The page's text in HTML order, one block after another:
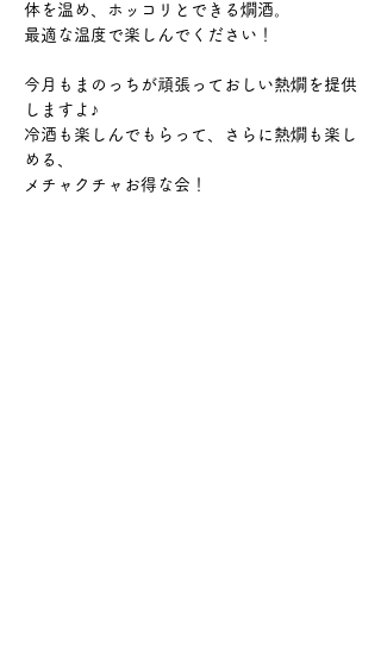
体を温め、ホッコリとできる燗酒。
最適な温度で楽しんでください！
今月もまのっちが頑張っておしい熱燗を提供
しますよ♪
冷酒も楽しんでもらって、さらに熱燗も楽し
める、
メチャクチャお得な会！